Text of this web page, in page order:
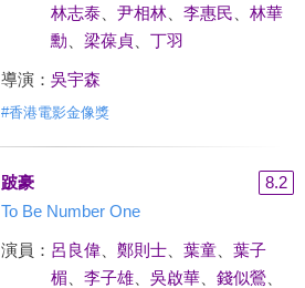
林志泰、 尹相林、 李惠民
林華
勳
梁葆貞、 丁羽
導演： 吳宇森
#香港電影金像獎
跛豪
8.2
To Be Number One
演員： 呂良偉、 鄭則士、 葉童、 葉子
楣
李子雄、 吳啟華、 錢似鶯、